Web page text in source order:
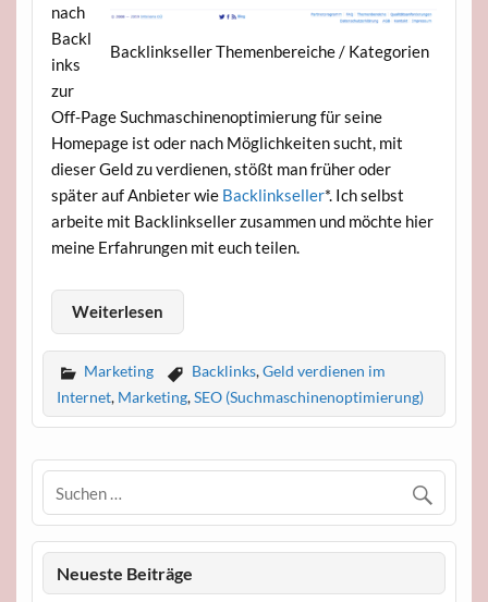
Backlinkseller Themenbereiche / Kategorien
nach
Backl
inks
zur
Off-Page Suchmaschinenoptimierung für seine
Homepage ist oder nach Möglichkeiten sucht, mit
dieser Geld zu verdienen, stößt man früher oder
später auf Anbieter wie Backlinkseller*. Ich selbst
arbeite mit Backlinkseller zusammen und möchte hier
meine Erfahrungen mit euch teilen.
Weiterlesen
Marketing Backlinks,Geld verdienen im
Internet, Marketing,SEO (Suchmaschinenoptimierung)
Neueste Beiträge